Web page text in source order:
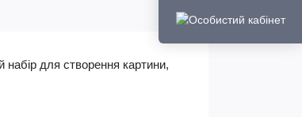
набір для створення картини,